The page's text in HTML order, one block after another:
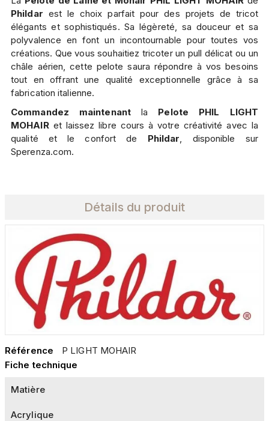
Phildar est le choix parfait pour des projets de tricot
élégants et sophistiqués. Sa légèreté, sa douceur et sa
polyvalence en font un incontournable pour toutes vos
créations. Que vous souhaitiez tricoter un pull délicat ou un
châle aérien, cette pelote saura répondre à vos besoins
tout en offrant une qualité exceptionnelle grâce à sa
fabrication italienne.
Commandez maintenantla Pelote PHIL LIGHT
MOHAIRet laissez libre cours à votre créativité avec la
qualité et le confort de Phildar, disponible sur
Sperenza.com.
Détails du produit
Référence
P LIGHT MOHAIR
Fiche technique
Matière
Acrylique